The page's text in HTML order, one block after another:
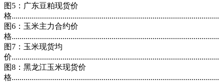
图5：广东豆粕现货价
格
图6：玉米主力合约价
格
图7：玉米现货均
价
图8：黑龙江玉米现货价
格